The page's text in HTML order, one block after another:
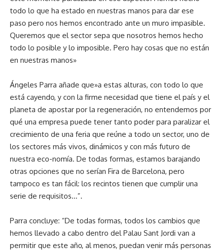
todo lo que ha estado en nuestras manos para dar ese
paso pero nos hemos encontrado ante un muro impasible.
Queremos que el sector sepa que nosotros hemos hecho
todo lo posible y lo imposible. Pero hay cosas que no están
en nuestras manos»
Ángeles Parra añade que»a estas alturas, con todo lo que
está cayendo, y con la firme necesidad que tiene el país y el
planeta de apostar por la regeneración, no entendemos por
qué una empresa puede tener tanto poder para paralizar el
crecimiento de una feria que reúne a todo un sector, uno de
los sectores más vivos, dinámicos y con más futuro de
nuestra eco-nomía. De todas formas, estamos barajando
otras opciones que no serían Fira de Barcelona, pero
tampoco es tan fácil: los recintos tienen que cumplir una
serie de requisitos…”.
Parra concluye: “De todas formas, todos los cambios que
hemos llevado a cabo dentro del Palau Sant Jordi van a
permitir que este año, al menos, puedan venir más personas